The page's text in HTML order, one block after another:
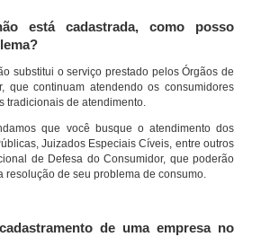
está cadastrada, como posso
substitui o serviço prestado pelos Órgãos de
que continuam atendendo os consumidores
tradicionais de atendimento.
que você busque o atendimento dos
Juizados Especiais Cíveis, entre outros
de Defesa do Consumidor, que poderão
resolução de seu problema de consumo.
de uma empresa no